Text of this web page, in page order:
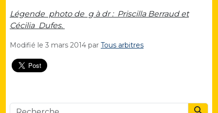
Légende photo de g à dr : Priscilla Berraud et
Cécilia Dufes.
Modifié le 3 mars 2014 par Tous arbitres